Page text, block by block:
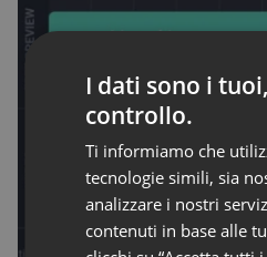
I dati sono i
controllo.
Ti informiamo che
tecnologie simili, sia
analizzare i nostri
contenuti in base alle